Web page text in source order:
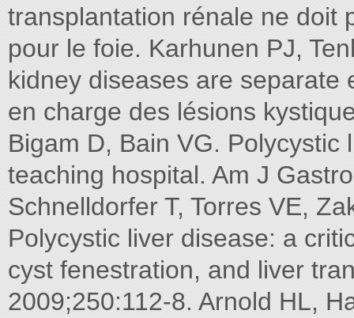
transplantation rénale ne doit
pour le foie. Karhunen PJ,
kidney diseases are separate
en charge des lésions
Bigam D, Bain VG.
teaching hospital. Am J
Schnelldorfer T, Torres VE,
Polycystic liver disease: a
cyst fenestration, and liver
2009;250:112-8. Arnold HL,